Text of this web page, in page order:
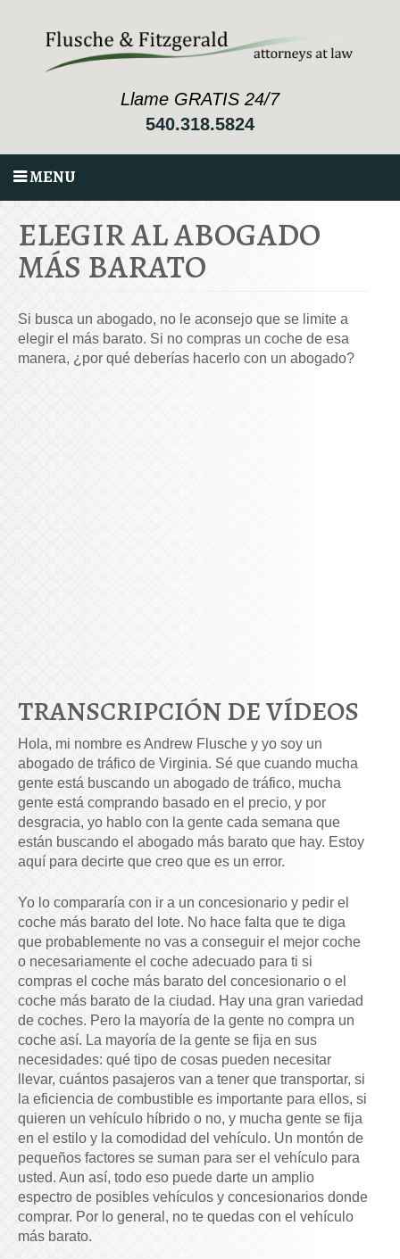
Llame GRATIS 24/7
540.318.5824
MENU
ELEGIR AL ABOGADO
MÁS BARATO
Si busca un abogado, no le aconsejo que se limite a
elegir el más barato. Si no compras un coche de esa
manera, ¿por qué deberías hacerlo con un abogado?
TRANSCRIPCIÓN DE VÍDEOS
Hola, mi nombre es Andrew Flusche y yo soy un
abogado de tráfico de Virginia. Sé que cuando mucha
gente está buscando un abogado de tráfico, mucha
gente está comprando basado en el precio, y por
desgracia, yo hablo con la gente cada semana que
están buscando el abogado más barato que hay. Estoy
aquí para decirte que creo que es un error.
Yo lo compararía con ir a un concesionario y pedir el
coche más barato del lote. No hace falta que te diga
que probablemente no vas a conseguir el mejor coche
o necesariamente el coche adecuado para ti si
compras el coche más barato del concesionario o el
coche más barato de la ciudad. Hay una gran variedad
de coches. Pero la mayoría de la gente no compra un
coche así. La mayoría de la gente se fija en sus
necesidades: qué tipo de cosas pueden necesitar
llevar, cuántos pasajeros van a tener que transportar, si
la eficiencia de combustible es importante para ellos, si
quieren un vehículo híbrido o no, y mucha gente se fija
en el estilo y la comodidad del vehículo. Un montón de
pequeños factores se suman para ser el vehículo para
usted. Aun así, todo eso puede darte un amplio
espectro de posibles vehículos y concesionarios donde
comprar. Por lo general, no te quedas con el vehículo
más barato.